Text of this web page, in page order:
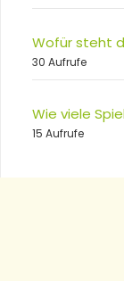
Wofür steht
30 Aufrufe
Wie viele
15 Aufrufe